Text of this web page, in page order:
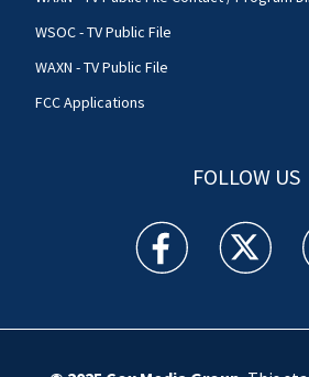
WSOC - TV Public File
WAXN - TV Public File
FCC Applications
FOLLOW US
WSOC TV facebook
WSOC TV